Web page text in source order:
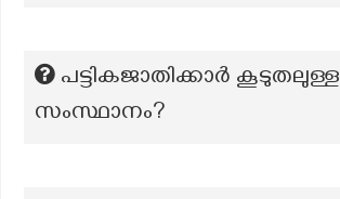
പട്ടികജാതിക്കാർ കൂടുതലുള്ള
സംസ്ഥാനം?